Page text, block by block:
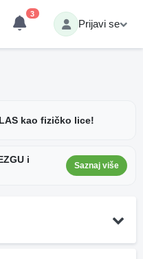
3
Prijavi se
kao fizičko lice!
i
Saznaj više